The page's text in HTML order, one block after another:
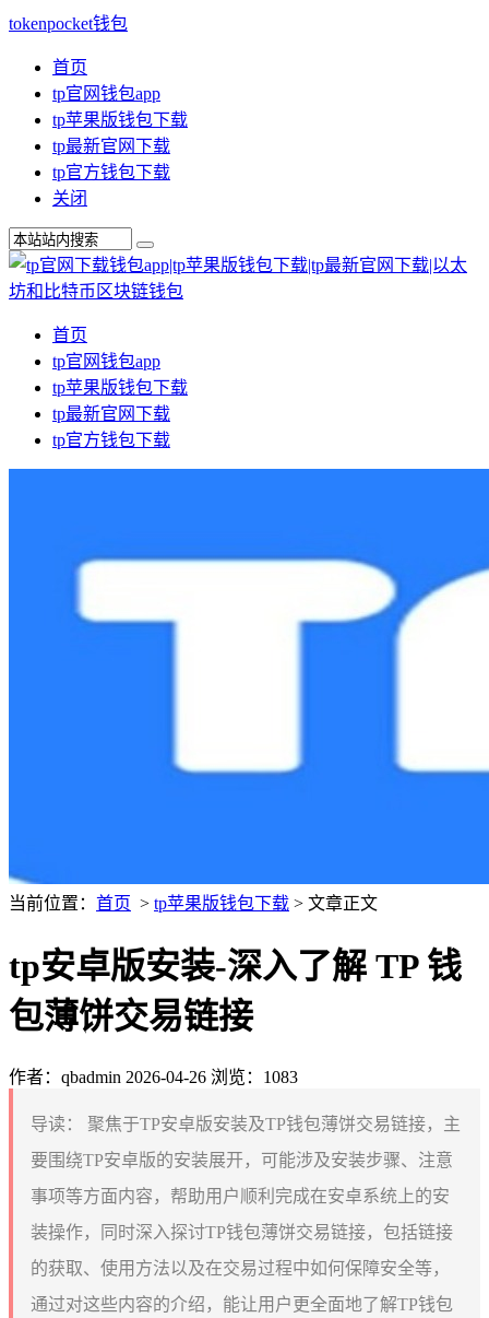
tokenpocket钱包
首页
tp官网钱包app
tp苹果版钱包下载
tp最新官网下载
tp官方钱包下载
关闭
首页
tp官网钱包app
tp苹果版钱包下载
tp最新官网下载
tp官方钱包下载
当前位置： 首页 > tp苹果版钱包下载 > 文章正文
tp安卓版安装-深入了解 TP 钱
包薄饼交易链接
作者：qbadmin 2026-04-26 浏览：1083
导读：
聚焦于TP安卓版安装及TP钱包薄饼交易链接，主
要围绕TP安卓版的安装展开，可能涉及安装步骤、注意
事项等方面内容，帮助用户顺利完成在安卓系统上的安
装操作，同时深入探讨TP钱包薄饼交易链接，包括链接
的获取、使用方法以及在交易过程中如何保障安全等，
通过对这些内容的介绍，能让用户更全面地了解TP钱包